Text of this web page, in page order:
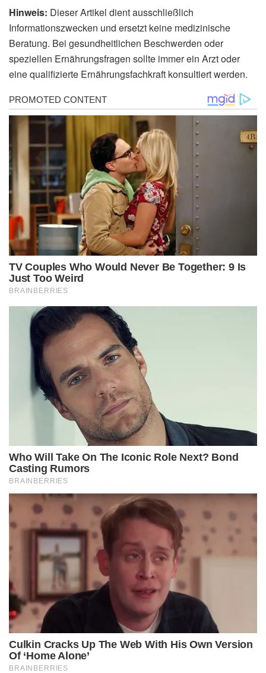
Hinweis: Dieser Artikel dient ausschließlich
Informationszwecken und ersetzt keine medizinische
Beratung. Bei gesundheitlichen Beschwerden oder
speziellen Ernährungsfragen sollte immer ein Arzt oder
eine qualifizierte Ernährungsfachkraft konsultiert werden.